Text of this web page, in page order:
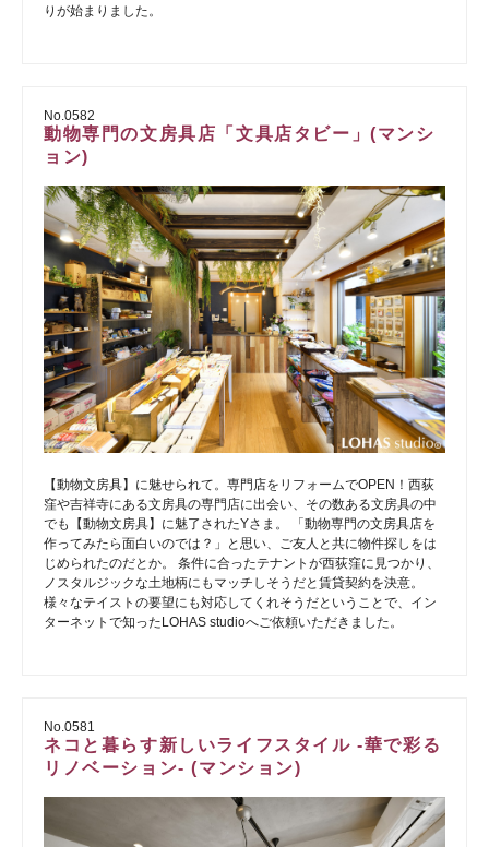
りが始まりました。
No.0582
動物専門の文房具店「文具店タビー」(マンシ
ョン)
【動物文房具】に魅せられて。専門店をリフォームでOPEN！西荻
窪や吉祥寺にある文房具の専門店に出会い、その数ある文房具の中
でも【動物文房具】に魅了されたYさま。 「動物専門の文房具店を
作ってみたら面白いのでは？」と思い、ご友人と共に物件探しをは
じめられたのだとか。 条件に合ったテナントが西荻窪に見つかり、
ノスタルジックな土地柄にもマッチしそうだと賃貸契約を決意。
様々なテイストの要望にも対応してくれそうだということで、イン
ターネットで知ったLOHAS studioへご依頼いただきました。
No.0581
ネコと暮らす新しいライフスタイル -華で彩る
リノベーション- (マンション)